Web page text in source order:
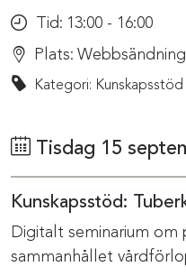
Tid: 13:00 - 16:00
Plats:
Kategori: Kunskapsstöd
Tisdag 15
Kunskapsstöd:
Digitalt seminarium om
sammanhållet